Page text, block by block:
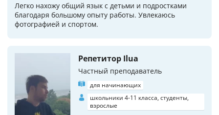
Легко нахожу общий язык с детьми и подростками
благодаря большому опыту работы. Увлекаюсь
фотографией и спортом.
Репетитор Ilua
Частный преподаватель
для начинающих
школьники 4-11 класса, студенты,
взрослые